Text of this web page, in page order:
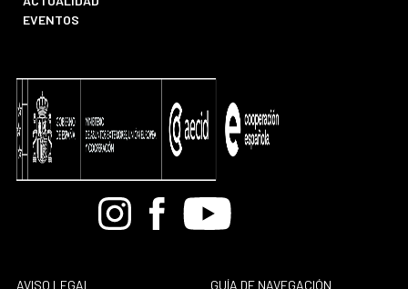
EVENTOS
BandcampInstagramFacebook
Youtube
AVISO LEGAL GUÍA DE NAVEGACIÓN